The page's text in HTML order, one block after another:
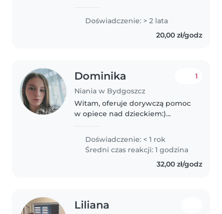
.Opiekuje się także dziećmi
Doświadczenie: > 2 lata
20,00 zł/godz
Dominika
Niania w Bydgoszcz
1
Witam, oferuje dorywczą pomoc
w opiece nad dzieckiem:)
empatyczną z podejściem do
dzieci. Mam doświadczenie w
opiece nad dziećmi w wieku
Doświadczenie: < 1 rok
Średni czas reakcji: 1 godzina
32,00 zł/godz
Liliana